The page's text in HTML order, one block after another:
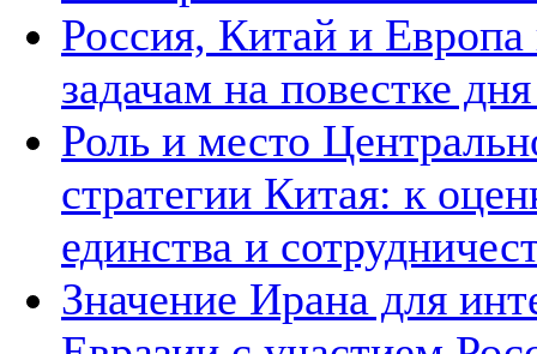
Россия, Китай и
задачам на повестке
Роль и место
стратегии Китая: к
единства и
Значение Ирана для